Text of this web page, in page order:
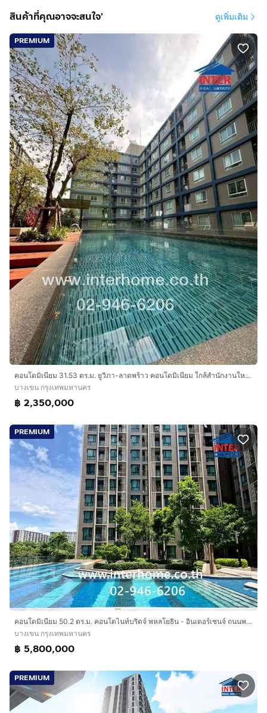
การตกแต่ง
ภายในห้องเป็นห้องสตูดิโอ พื้นปูนลามิเนต ผนังทาสี ภายใน
ห้องเก็บเสียงดี
ระเบียงปูพื้นกระเบื้อง ติดมุ้งลวด
เครื่องใช้ไฟฟ้า : แอร์ 1 ตัว ทีวี 1 เครื่อง เตาไมโครเวฟ 1
เครื่อง
เฟอร์นิเจอร์ : เคาน์เตอร์ครัว โต๊ะวางทีวี ตู้เสื้อผ้าบิวท์อิน ผ้า
ม่าน
ทำเลดีสถานที่ใกล้เคียง
ใกล้ร้านเจ๊เล้ง ใกล้คลังสินค้าดอนเมือง ใกล้ฟิวเจอร์รังสิต
ใกล้เซ็นทรัลลาดพร้าว
ใกล้โรงพยาบาลวิภาวดี
การเดินทางสะดวก
เข้า-ออกได้หลายเส้นทาง
จากถนนวิภาวดีรังสิต เข้ามาเพียง 260 เมตร
ใกล้ถนนวิภาวดีรังสิต ถนนเทพรักษ์
ใกล้ทางยกระดับอุตราภิมุข ใกล้สนามบินดอนเมือง
บริษัท อินเตอร์โฮม เรียลตี้ เอสเตท จำกัด
Interhome Realty Estate
www.interhome.co.th
โทร.กดเพื่อดูเบอร์โทร xxxxxx206
https://www.interhome.co.th/propertydetail.php?
propcode=64046
สินค้าที่คุณอาจจะสนใจ' ดูเพิ่มเติม
PREMIUM
คอนโดมิเนียม 31.53 ตร.ม. ยูวิภา-ลาดพร้าว คอนโดมิเนียม ใกล้สำนักงานใหญ่การบนไทย ซอยวิภาวดีรังสิต20 ถนนลาดพร้าว เขตบางเขน กรุงเทพมหานคร
บางเขน กรุงเทพมหานคร
฿ 2,350,000
PREMIUM
คอนโดมิเนียม 50.2 ตร.ม. คอนโดไนท์บริดจ์ พหลโยธิน - อินเตอร์เชนจ์ ถนนพหลโยธิน เขตบางแค กรุงเทพมหานคร
บางเขน กรุงเทพมหานคร
฿ 5,800,000
PREMIUM